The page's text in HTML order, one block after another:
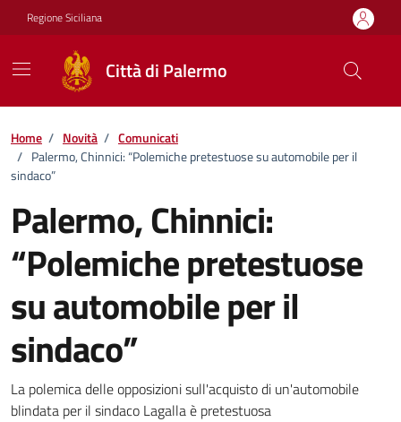
Vai ai contenuti
Vai al footer
Regione Siciliana
Città di Palermo
Home / Novità / Comunicati
/ Palermo, Chinnici: “Polemiche pretestuose su automobile per il
sindaco”
Palermo, Chinnici:
“Polemiche pretestuose
su automobile per il
sindaco”
Dettagli della notizia
La polemica delle opposizioni sull'acquisto di un'automobile
blindata per il sindaco Lagalla è pretestuosa